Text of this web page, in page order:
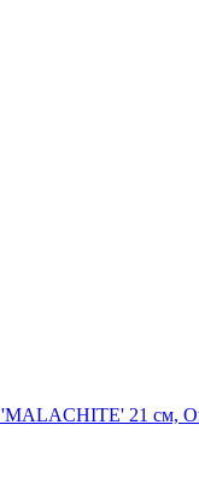
'MALACHITE' 21 см,